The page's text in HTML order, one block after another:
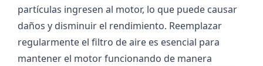
partículas ingresen al motor, lo que puede causar
daños y disminuir el rendimiento. Reemplazar
regularmente el filtro de aire es esencial para
mantener el motor funcionando de manera